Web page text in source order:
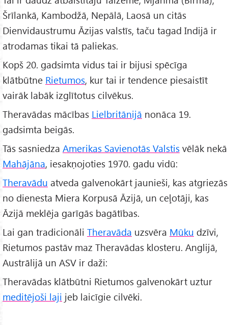
Šrīlankā, Kambodžā, Nepālā, Laosā un citās
Dienvidaustrumu Āzijas valstīs, taču tagad Indijā ir
atrodamas tikai tā paliekas.
Kopš 20. gadsimta vidus tai ir bijusi spēcīga
klātbūtne Rietumos, kur tai ir tendence piesaistīt
vairāk labāk izglītotus cilvēkus.
Theravādas mācības Lielbritānijā nonāca 19.
gadsimta beigās.
Tās sasniedza Amerikas Savienotās Valstis vēlāk nekā
Mahājāna, iesakņojoties 1970. gadu vidū:
Theravādu atveda galvenokārt jaunieši, kas atgriezās
no dienesta Miera Korpusā Āzijā, un ceļotāji, kas
Āzijā meklēja garīgās bagātības.
Lai gan tradicionāli Theravāda uzsvēra Mūku dzīvi,
Rietumos pastāv maz Theravādas klosteru. Anglijā,
Austrālijā un ASV ir daži:
Theravādas klātbūtni Rietumos galvenokārt uztur
meditējoši laji jeb laicīgie cilvēki.